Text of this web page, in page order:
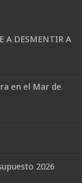
A DESMENTIR A
en el Mar de
2026